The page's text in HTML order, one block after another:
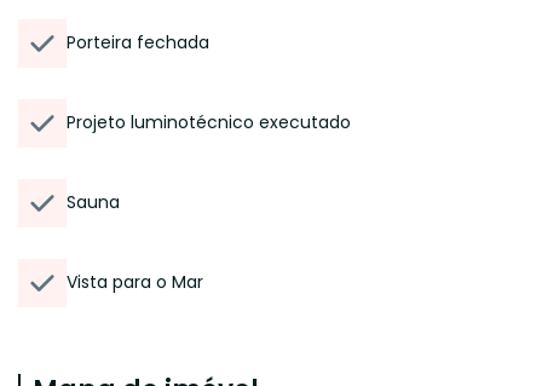
Porteira fechada
Projeto luminotécnico executado
Sauna
Vista para o Mar